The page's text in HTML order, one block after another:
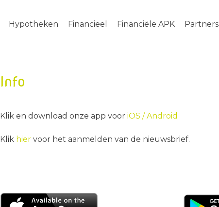
Hypotheken Financieel Financiële APK Partners
Info
Klik en download onze app voor iOS /Android
Klik hier voor het aanmelden van de nieuwsbrief.